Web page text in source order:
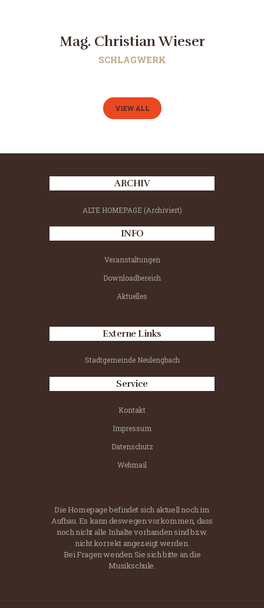
Mag. Christian Wieser
SCHLAGWERK
VIEW ALL
ARCHIV
ALTE HOMEPAGE (Archiviert)
INFO
Veranstaltungen
Downloadbereich
Aktuelles
Externe Links
Stadtgemeinde Neulengbach
Service
Kontakt
Impressum
Datenschutz
Webmail
Die Homepage befindet sich aktuell noch im
Aufbau. Es kann deswegen vorkommen, dass
noch nicht alle Inhalte vorhanden sind bzw.
nicht korrekt angezeigt werden.
Bei Fragen wenden Sie sich bitte an die
Musikschule.